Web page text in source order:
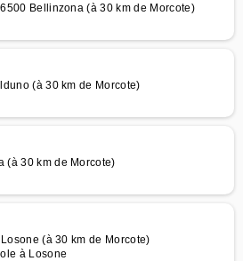
Bellinzona (à 30 km de Morcote)
(à 30 km de Morcote)
(à 30 km de Morcote)
(à 30 km de Morcote)
à Losone